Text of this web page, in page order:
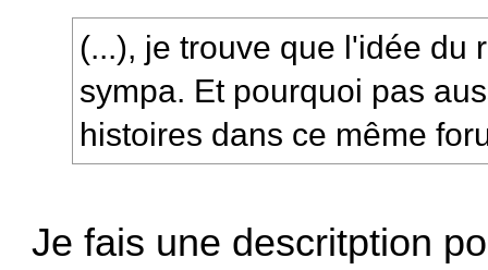
(...), je trouve que l'idée du
sympa. Et pourquoi pas
histoires dans ce même
Je fais une descritption